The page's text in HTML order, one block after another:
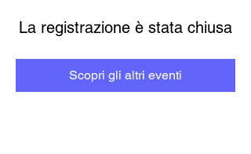
La registrazione è stata chiusa
Scopri gli altri eventi